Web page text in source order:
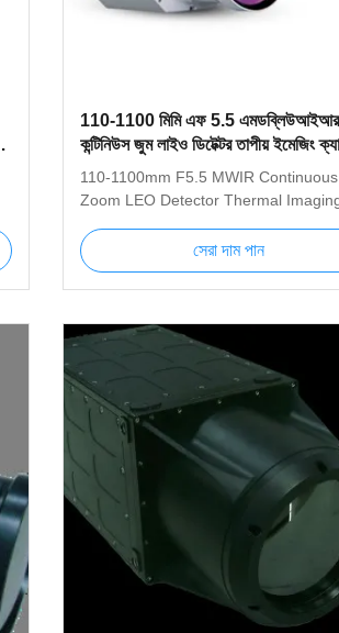
110-1100 মিমি এফ 5.5 এমডব্লিউআইআর
কন্টিনিউস জুম লাইও ডিটেক্টর তাপীয় ইমেজিং
সিস্টেম
110-1100mm F5.5 MWIR Continuous
Zoom LEO Detector Thermal
Imaging System is an advanced MWIR
cooled thermal imager used for long-
distance detection. The highly
resolution can produce very clear
with very high resolution; the 110mm
1100mm continuous zoom infrared
used in the product can effectively
distinguish targets such as people,
vehicles and ships in long distance.
Figure1
সেরা দাম পান